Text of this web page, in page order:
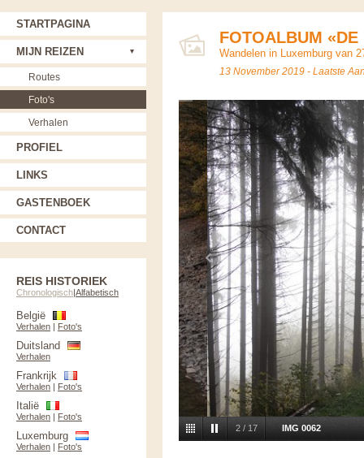
FOTOALBUM «DE
Wandelen in Luxemburg van
13 November 2019 - Laatste
2 / 17 IMG 0062
STARTPAGINA
MIJN REIZEN
Routes
Foto's
Verhalen
PROFIEL
LINKS
GASTENBOEK
CONTACT
REIS HISTORIEK
Chronologisch|Alfabetisch
België
Verhalen | Foto's
Duitsland
Verhalen
Frankrijk
Verhalen | Foto's
Italië
Verhalen | Foto's
Luxemburg
Verhalen | Foto's